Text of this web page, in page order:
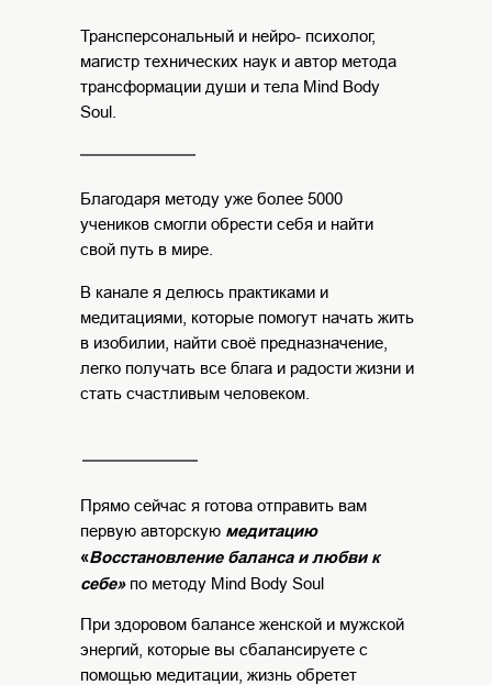
В канале я делюсь практиками и
медитациями, которые помогут начать жить
в изобилии, найти своё предназначение,
легко получать все блага и радости жизни и
стать счастливым человеком.
Благодаря методу уже более 5000
учеников смогли обрести себя и найти
свой путь в мире.
Прямо сейчас я готова отправить вам
первую авторскую медитацию
«Восстановление баланса и любви к
себе»по методу Mind Body Soul
При здоровом балансе женской и мужской
энергий, которые вы сбалансируете с
помощью медитации, жизнь обретет
Трансперсональный и нейро- психолог,
магистр технических наук и автор метода
трансформации души и тела Mind Body
Soul.